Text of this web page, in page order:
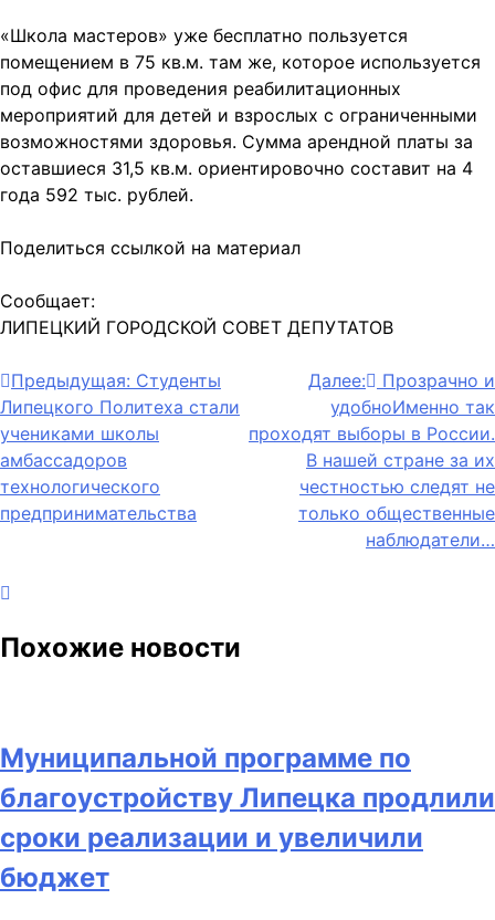
«Школа мастеров» уже бесплатно пользуется
помещением в 75 кв.м. там же, которое используется
под офис для проведения реабилитационных
мероприятий для детей и взрослых с ограниченными
возможностями здоровья. Сумма арендной платы за
оставшиеся 31,5 кв.м. ориентировочно составит на 4
года 592 тыс. рублей.
Поделиться ссылкой на материал
Сообщает:
ЛИПЕЦКИЙ ГОРОДСКОЙ СОВЕТ ДЕПУТАТОВ
Навигация
по
записям
Предыдущая: Студенты
Липецкого Политеха стали
учениками школы
амбассадоров
технологического
предпринимательства
Далее:
Прозрачно и
удобноИменно так
проходят выборы в России.
В нашей стране за их
честностью следят не
только общественные
наблюдатели…
Похожие новости
Муниципальной программе по
благоустройству Липецка продлили
сроки реализации и увеличили
бюджет